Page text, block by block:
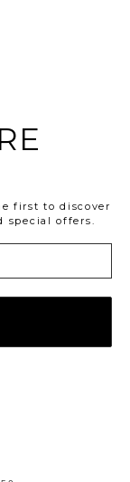
first to discover
special offers.